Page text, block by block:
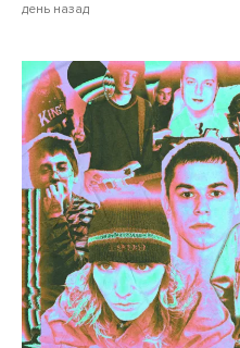
день назад